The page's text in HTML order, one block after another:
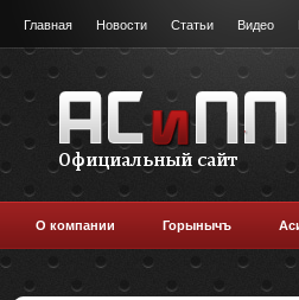
Главная Новости Статьи Видео
О компании Горынычъ